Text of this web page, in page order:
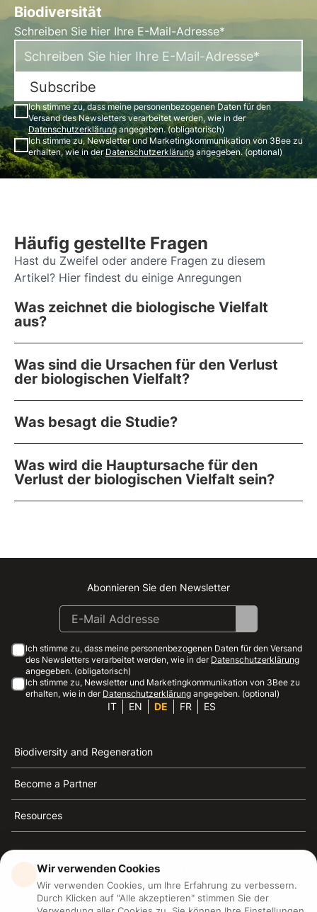
Biodiversität
Schreiben Sie hier Ihre E-Mail-Adresse*
Subscribe
Ich stimme zu, dass meine personenbezogenen Daten für den
Versand des Newsletters verarbeitet werden, wie in der
Datenschutzerklärungangegeben. (obligatorisch)
Ich stimme zu, Newsletter und Marketingkommunikation von 3Bee zu
erhalten, wie in derDatenschutzerklärungangegeben. (optional)
Häufig gestellte Fragen
Hast du Zweifel oder andere Fragen zu diesem
Artikel? Hier findest du einige Anregungen
Was zeichnet die biologische Vielfalt
aus?
Was sind die Ursachen für den Verlust
der biologischen Vielfalt?
Was besagt die Studie?
Was wird die Hauptursache für den
Verlust der biologischen Vielfalt sein?
Instagram
Facebook
Linkedin
Youtube
Abonnieren Sie den Newsletter
Ich stimme zu, dass meine personenbezogenen Daten für den Versand
des Newsletters verarbeitet werden, wie in der Datenschutzerklärung
angegeben. (obligatorisch)
Ich stimme zu, Newsletter und Marketingkommunikation von 3Bee zu
erhalten, wie in der Datenschutzerklärung angegeben. (optional)
IT EN DE FR ES
Biodiversity and Regeneration
Become a Partner
Resources
3Bee ist die Referenz für Nachhaltigkeit, Bienenschutz
und Biodiversität
Wir verwenden Cookies
Wir verwenden Cookies, um Ihre Erfahrung zu verbessern.
Durch Klicken auf "Alle akzeptieren" stimmen Sie der